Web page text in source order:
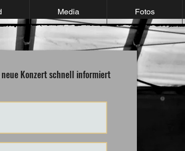
Media Fotos
Konzert schnell informiert